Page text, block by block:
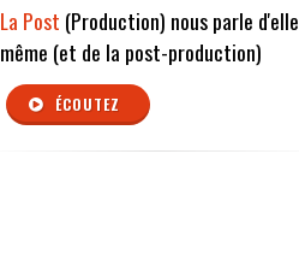
La Post (Production) nous parle d'elle
même (et de la post-production)
ÉCOUTEZ